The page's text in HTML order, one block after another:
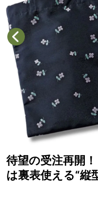
読者が選ぶ！
スメ大賞